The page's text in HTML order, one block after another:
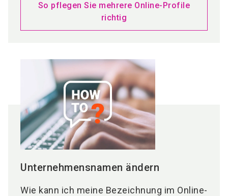
So pflegen Sie mehrere Online-Profile
richtig
Unternehmensnamen ändern
Wie kann ich meine Bezeichnung im Online-